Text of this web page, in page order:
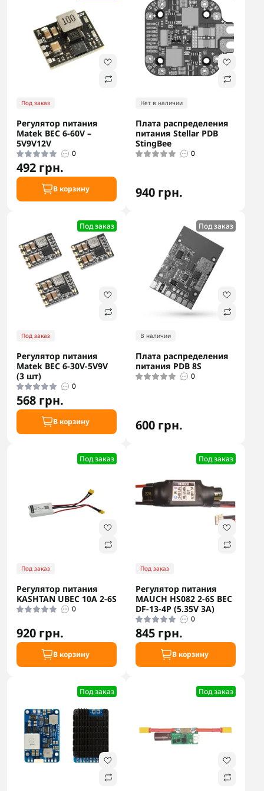
Под заказ
Регулятор питания
Matek BEC 6-60V –
5V9V12V
0
492 грн.
В корзину
Нет в наличии
Плата распределения
питания Stellar PDB
StingBee
0
940 грн.
Под заказ
Под заказ
Регулятор питания
Matek BEC 6-30V-5V9V
(3 шт)
0
568 грн.
В корзину
Под заказ
В наличии
Плата распределения
питания PDB 8S
0
600 грн.
Под заказ
Под заказ
Регулятор питания
KASHTAN UBEC 10A 2-6S
0
920 грн.
В корзину
Под заказ
Под заказ
Регулятор питания
MAUCH HS082 2-6S BEC
DF-13-4P (5.35V 3А)
0
845 грн.
В корзину
Под заказ Под заказ